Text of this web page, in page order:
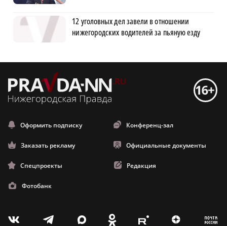
12 уголовных дел завели в отношении
нижегородских водителей за пьяную езду
Оформить подписку Конференц-зал
Заказать рекламу Официальные документы
Спецпроекты Редакция
Фотобанк
V T X O E Z m